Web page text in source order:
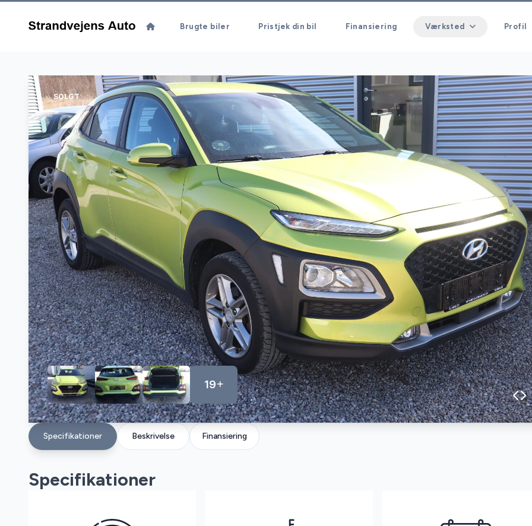
Brugte biler Pristjek din bil Finansiering Værksted Profil
SOLGT
19
Specifikationer Beskrivelse Finansiering
Specifikationer